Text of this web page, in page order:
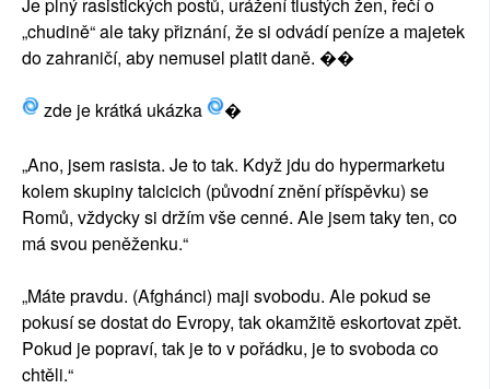
„chudině“ ale taky přiznání, že si odvádí peníze a majetek
do zahraničí, aby nemusel platit daně. ��
zde je krátká ukázka �
„Ano, jsem rasista. Je to tak. Když jdu do hypermarketu
kolem skupiny talcicich (původní znění příspěvku) se
Romů, vždycky si držím vše cenné. Ale jsem taky ten, co
má svou peněženku.“
„Máte pravdu. (Afghánci) maji svobodu. Ale pokud se
pokusí se dostat do Evropy, tak okamžitě eskortovat zpět.
Pokud je popraví, tak je to v pořádku, je to svoboda co
chtěli.“